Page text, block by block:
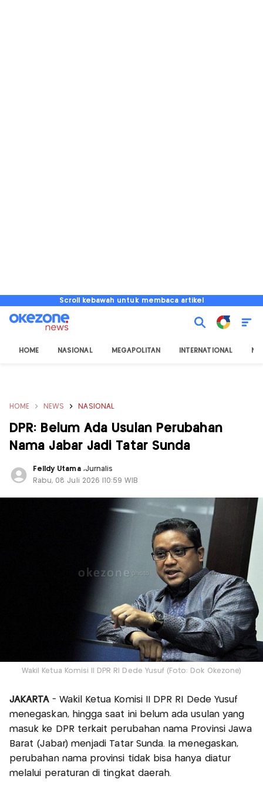
Scroll kebawah untuk membaca artikel
HOME NASIONAL MEGAPOLITAN INTERNATIONAL
HOME NEWS NASIONAL
DPR: Belum Ada Usulan Perubahan
Nama Jabar Jadi Tatar Sunda
Felldy Utama ,Jurnalis
Rabu, 08 Juli 2026 |10:59 WIB
Wakil Ketua Komisi II DPR RI Dede Yusuf (Foto: Dok Okezone)
JAKARTA- Wakil Ketua Komisi II DPR RI Dede Yusuf
menegaskan, hingga saat ini belum ada usulan yang
masuk ke DPR terkait perubahan nama Provinsi Jawa
Barat (Jabar) menjadi Tatar Sunda. Ia menegaskan,
perubahan nama provinsi tidak bisa hanya diatur
melalui peraturan di tingkat daerah.